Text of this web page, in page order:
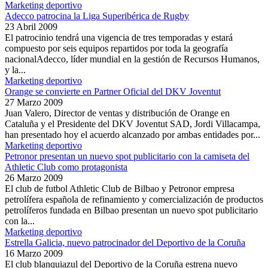
Marketing deportivo
Adecco patrocina la Liga Superibérica de Rugby
23 Abril 2009
El patrocinio tendrá una vigencia de tres temporadas y estará
compuesto por seis equipos repartidos por toda la geografía
nacionalAdecco, líder mundial en la gestión de Recursos Humanos,
y la...
Marketing deportivo
Orange se convierte en Partner Oficial del DKV Joventut
27 Marzo 2009
Juan Valero, Director de ventas y distribución de Orange en
Cataluña y el Presidente del DKV Joventut SAD, Jordi Villacampa,
han presentado hoy el acuerdo alcanzado por ambas entidades por...
Marketing deportivo
Petronor presentan un nuevo spot publicitario con la camiseta del
Athletic Club como protagonista
26 Marzo 2009
El club de futbol Athletic Club de Bilbao y Petronor empresa
petrolífera española de refinamiento y comercialización de productos
petrolíferos fundada en Bilbao presentan un nuevo spot publicitario
con la...
Marketing deportivo
Estrella Galicia, nuevo patrocinador del Deportivo de la Coruña
16 Marzo 2009
El club blanquiazul del Deportivo de la Coruña estrena nuevo